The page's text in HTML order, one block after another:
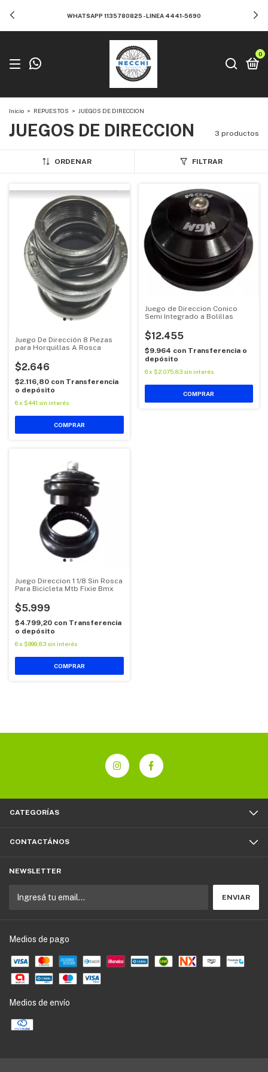
WHATSAPP 1135780825 - LINEA 4441-5690
0
Inicio > REPUESTOS > JUEGOS DE DIRECCION
JUEGOS DE DIRECCION 3 productos
ORDENAR FILTRAR
Juego De Dirección 8 Piezas
para Horquillas A Rosca
$2.646
$2.116,80 con Transferencia
o depósito
6x $441 sin interés
Juego de Direccion Conico
Semi Integrado a Bolillas
$12.455
$9.964 con Transferencia o
depósito
6 x $2.075,83 sin interés
Juego Direccion 1 1/8 Sin Rosca
Para Bicicleta Mtb Fixie Bmx
$5.999
$4.799,20 con Transferencia
o depósito
6x $999,83 sin interés
CATEGORÍAS
CONTACTÁNOS
NEWSLETTER
Medios de pago
Medios de envío